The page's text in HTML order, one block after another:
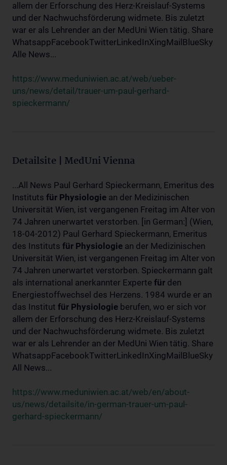
allem der Erforschung des Herz-Kreislauf-Systems
und der Nachwuchsförderung widmete. Bis zuletzt
war er als Lehrender an der MedUni Wien tätig. Share
WhatsappFacebookTwitterLinkedInXingMailBlueSky
Alle News...
https://www.meduniwien.ac.at/web/ueber-
uns/news/detail/trauer-um-paul-gerhard-
spieckermann/
Detailsite | MedUni Vienna
...All News Paul Gerhard Spieckermann, Emeritus des
Instituts für Physiologie an der Medizinischen
Universität Wien, ist vergangenen Freitag im Alter von
74 Jahren unerwartet verstorben. [in German:] (Wien,
18-04-2012) Paul Gerhard Spieckermann, Emeritus
des Instituts für Physiologie an der Medizinischen
Universität Wien, ist vergangenen Freitag im Alter von
74 Jahren unerwartet verstorben. Spieckermann galt
als international anerkannter Experte für den
Energiestoffwechsel des Herzens. 1984 wurde er an
das Institut für Physiologie berufen, wo er sich vor
allem der Erforschung des Herz-Kreislauf-Systems
und der Nachwuchsförderung widmete. Bis zuletzt
war er als Lehrender an der MedUni Wien tätig. Share
WhatsappFacebookTwitterLinkedInXingMailBlueSky
All News...
https://www.meduniwien.ac.at/web/en/about-
us/news/detailsite/in-german-trauer-um-paul-
gerhard-spieckermann/